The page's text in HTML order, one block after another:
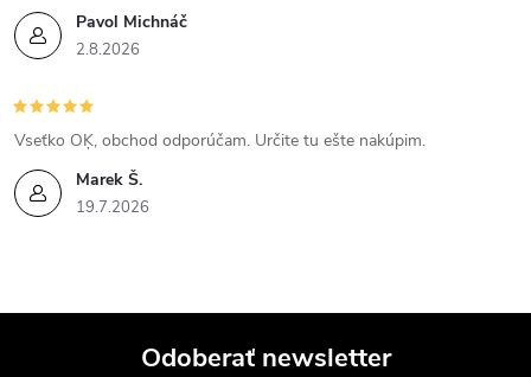
Pavol Michnáč
2.8.2026
Marek Š.
19.7.2026
Vseťko OĶ, obchod odporúčam. Určite tu ešte nakúpim.
Odoberať newsletter